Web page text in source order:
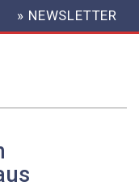
» NEWSLETTER